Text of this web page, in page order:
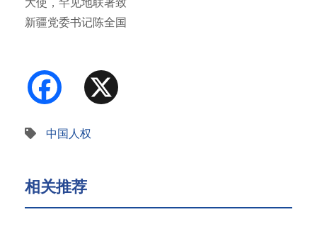
新疆党委书记陈全国
Facebook
中国人权
相关推荐